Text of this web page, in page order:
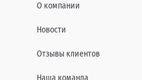
О компании
Новости
Отзывы клиентов
Наша команда